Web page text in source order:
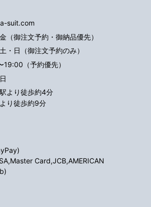
suit.com
（御注文予約・御納品優先）
・日（御注文予約のみ）
（予約優先）
より徒歩約4分
り徒歩約9分
Card,JCB,AMERICAN